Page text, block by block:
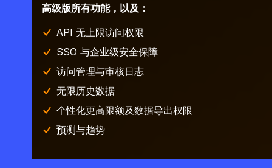
高级版所有功能，以及：
API 无上限访问权限
SSO 与企业级安全保障
访问管理与审核日志
无限历史数据
个性化更高限额及数据导出权限
预测与趋势